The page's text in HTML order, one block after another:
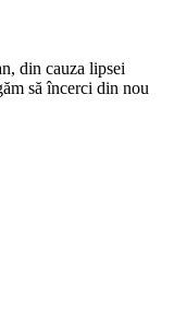
din cauza lipsei
să încerci din nou